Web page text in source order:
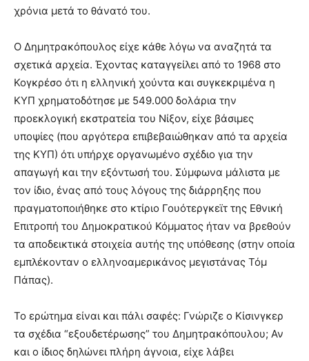
χρόνια μετά το θάνατό του.
Ο Δημητρακόπουλος είχε κάθε λόγω να αναζητά τα
σχετικά αρχεία. Έχοντας καταγγείλει από το 1968 στο
Κογκρέσο ότι η ελληνική χούντα και συγκεκριμένα η
ΚΥΠ χρηματοδότησε με 549.000 δολάρια την
προεκλογική εκστρατεία του Νίξον, είχε βάσιμες
υποψίες (που αργότερα επιβεβαιώθηκαν από τα αρχεία
της ΚΥΠ) ότι υπήρχε οργανωμένο σχέδιο για την
απαγωγή και την εξόντωσή του. Σύμφωνα μάλιστα με
τον ίδιο, ένας από τους λόγους της διάρρηξης που
πραγματοποιήθηκε στο κτίριο Γουότεργκεϊτ της Εθνική
Επιτροπή του Δημοκρατικού Κόμματος ήταν να βρεθούν
τα αποδεικτικά στοιχεία αυτής της υπόθεσης (στην οποία
εμπλέκονταν ο ελληνοαμερικάνος μεγιστάνας Τόμ
Πάπας).
Το ερώτημα είναι και πάλι σαφές: Γνώριζε ο Κίσινγκερ
τα σχέδια “εξουδετέρωσης” του Δημητρακόπουλου; Αν
και ο ίδιος δηλώνει πλήρη άγνοια, είχε λάβει